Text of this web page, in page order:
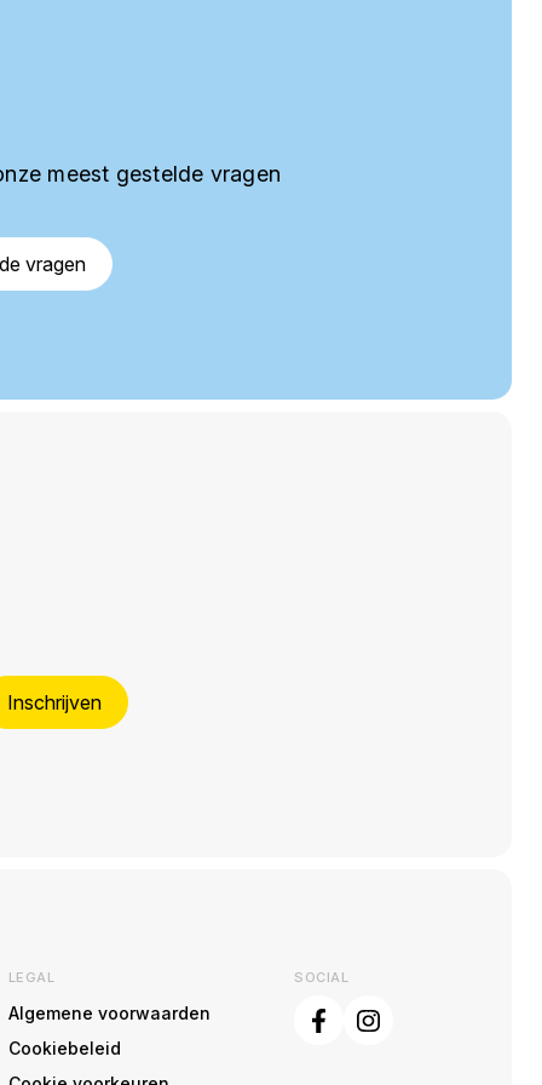
meest gestelde vragen
vragen
Inschrijven
LEGAL
Algemene voorwaarden
Cookiebeleid
SOCIAL